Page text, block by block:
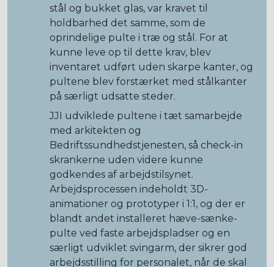
stål og bukket glas, var kravet til
holdbarhed det samme, som de
oprindelige pulte i træ og stål. For at
kunne leve op til dette krav, blev
inventaret udført uden skarpe kanter, og
pultene blev forstærket med stålkanter
på særligt udsatte steder.
JJI udviklede pultene i tæt samarbejde
med arkitekten og
Bedriftssundhedstjenesten, så check-in
skrankerne uden videre kunne
godkendes af arbejdstilsynet.
Arbejdsprocessen indeholdt 3D-
animationer og prototyper i 1:1, og der er
blandt andet installeret hæve-sænke-
pulte ved faste arbejdspladser og en
særligt udviklet svingarm, der sikrer god
arbejdsstilling for personalet, når de skal